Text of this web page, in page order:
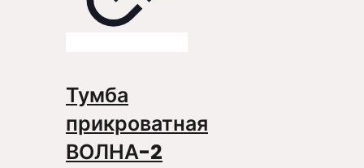
Тумба
прикроватная
ВОЛНА-2